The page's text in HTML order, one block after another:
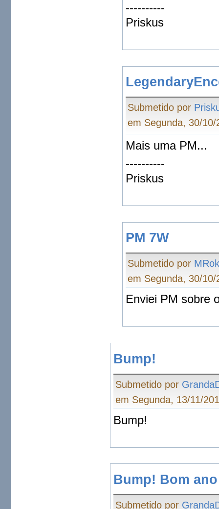
----------
Priskus
Submetido por
em Segunda, 30/
Mais uma PM...
----------
Priskus
PM 7W
Submetido por
em Segunda, 30/
Enviei PM sobre
Bump!
Submetido por
em Segunda, 13/11/
Bump!
Bump! Bom
Submetido por